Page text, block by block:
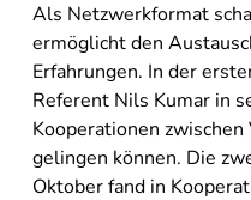
Als Netzwerkformat
ermöglicht den
Erfahrungen. In der
Referent Nils Kumar in
Kooperationen
gelingen können. Die
Oktober fand in